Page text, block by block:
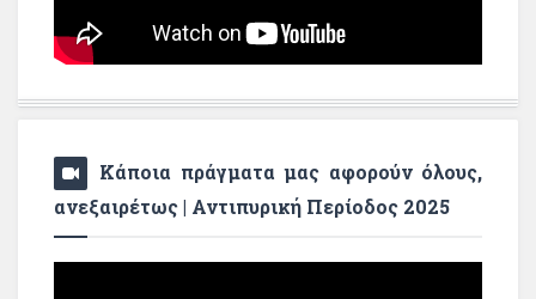
Κάποια πράγματα μας αφορούν όλους,
ανεξαιρέτως | Αντιπυρική Περίοδος 2025